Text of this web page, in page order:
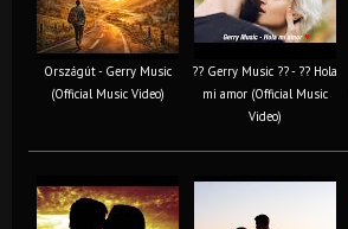
Országút - Gerry Music
(Official Music Video)
?? Gerry Music ?? - ?? Hola
mi amor (Official Music
Video)